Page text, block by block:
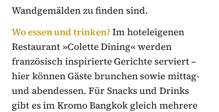
Wandgemälden zu finden sind.
Wo essen und trinken?Im hoteleigenen
Restaurant »Colette Dining« werden
französisch inspirierte Gerichte serviert –
hier können Gäste brunchen sowie mittag-
und abendessen. Für Snacks und Drinks
gibt es im Kromo Bangkok gleich mehrere